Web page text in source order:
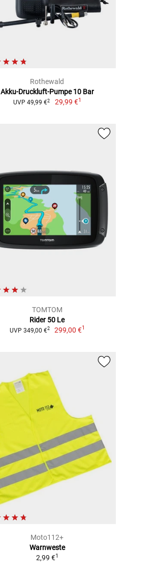
Rothewald
Akku-Druckluft-Pumpe 10 Bar
UVP 49,99 €2 29,99 €1
TOMTOM
Rider 50 Le
UVP 349,00 €2 299,00 €1
Moto112+
Warnweste
2,99 €1